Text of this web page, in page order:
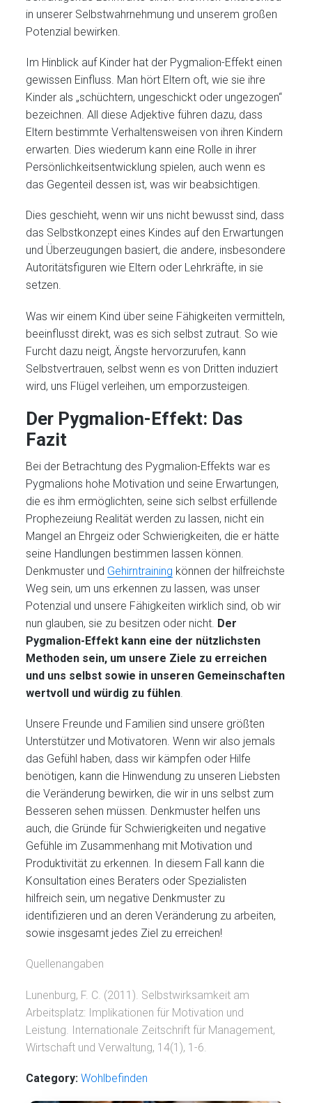
in unserer Selbstwahrnehmung und unserem großen
Potenzial bewirken.
Im Hinblick auf Kinder hat der Pygmalion-Effekt einen
gewissen Einfluss. Man hört Eltern oft, wie sie ihre
Kinder als „schüchtern, ungeschickt oder ungezogen“
bezeichnen. All diese Adjektive führen dazu, dass
Eltern bestimmte Verhaltensweisen von ihren Kindern
erwarten. Dies wiederum kann eine Rolle in ihrer
Persönlichkeitsentwicklung spielen, auch wenn es
das Gegenteil dessen ist, was wir beabsichtigen.
Dies geschieht, wenn wir uns nicht bewusst sind, dass
das Selbstkonzept eines Kindes auf den Erwartungen
und Überzeugungen basiert, die andere, insbesondere
Autoritätsfiguren wie Eltern oder Lehrkräfte, in sie
setzen.
Was wir einem Kind über seine Fähigkeiten vermitteln,
beeinflusst direkt, was es sich selbst zutraut. So wie
Furcht dazu neigt, Ängste hervorzurufen, kann
Selbstvertrauen, selbst wenn es von Dritten induziert
wird, uns Flügel verleihen, um emporzusteigen.
Der Pygmalion-Effekt: Das
Fazit
Bei der Betrachtung des Pygmalion-Effekts war es
Pygmalions hohe Motivation und seine Erwartungen,
die es ihm ermöglichten, seine sich selbst erfüllende
Prophezeiung Realität werden zu lassen, nicht ein
Mangel an Ehrgeiz oder Schwierigkeiten, die er hätte
seine Handlungen bestimmen lassen können.
Denkmuster und Gehirntraining können der hilfreichste
Weg sein, um uns erkennen zu lassen, was unser
Potenzial und unsere Fähigkeiten wirklich sind, ob wir
nun glauben, sie zu besitzen oder nicht. Der
Pygmalion-Effekt kann eine der nützlichsten
Methoden sein, um unsere Ziele zu erreichen
und uns selbst sowie in unseren Gemeinschaften
wertvoll und würdig zu fühlen.
Unsere Freunde und Familien sind unsere größten
Unterstützer und Motivatoren. Wenn wir also jemals
das Gefühl haben, dass wir kämpfen oder Hilfe
benötigen, kann die Hinwendung zu unseren Liebsten
die Veränderung bewirken, die wir in uns selbst zum
Besseren sehen müssen. Denkmuster helfen uns
auch, die Gründe für Schwierigkeiten und negative
Gefühle im Zusammenhang mit Motivation und
Produktivität zu erkennen. In diesem Fall kann die
Konsultation eines Beraters oder Spezialisten
hilfreich sein, um negative Denkmuster zu
identifizieren und an deren Veränderung zu arbeiten,
sowie insgesamt jedes Ziel zu erreichen!
Quellenangaben
Lunenburg, F. C. (2011). Selbstwirksamkeit am
Arbeitsplatz: Implikationen für Motivation und
Leistung. Internationale Zeitschrift für Management,
Wirtschaft und Verwaltung, 14(1), 1-6.
Category: Wohlbefinden